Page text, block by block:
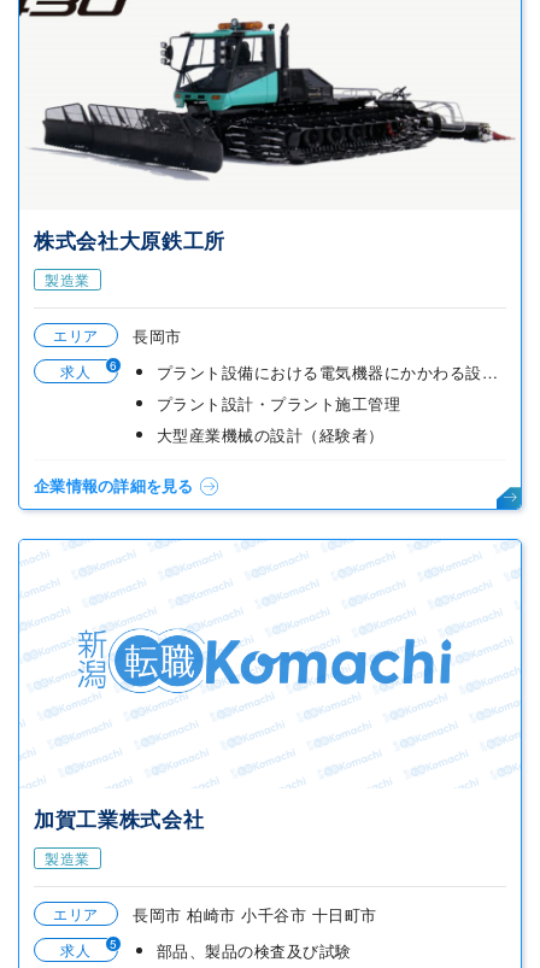
株式会社大原鉄工所
製造業
エリア 長岡市
求人 6
プラント設備における電気機器にかかわる設計・調整
プラント設計・プラント施工管理
大型産業機械の設計（経験者）
企業情報の詳細を見る
加賀工業株式会社
製造業
エリア 長岡市 柏崎市 小千谷市 十日町市
求人 5
部品、製品の検査及び試験